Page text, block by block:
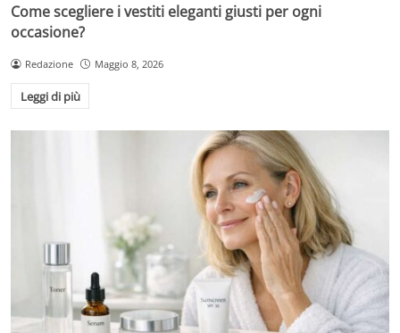
Come scegliere i vestiti eleganti giusti per ogni
occasione?
Redazione Maggio 8, 2026
Leggi di più